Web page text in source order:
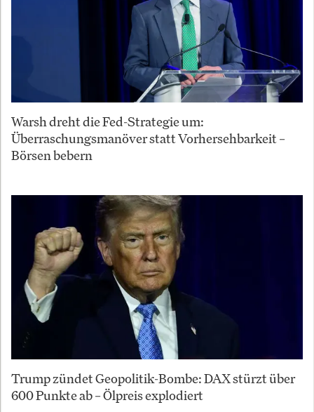
Warsh dreht die Fed-Strategie um:
Überraschungsmanöver statt Vorhersehbarkeit –
Börsen bebern
Trump zündet Geopolitik-Bombe: DAX stürzt über
600 Punkte ab – Ölpreis explodiert